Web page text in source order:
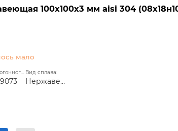
100х100х3 мм aisi 304
мало
Вес погонного метра, т.: Вид сплава:
Нержавеющая сталь